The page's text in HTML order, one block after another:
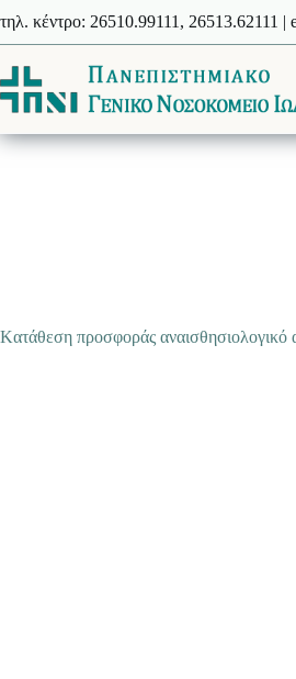
στο
περιεχόμενο
τηλ. κέντρο: 26510.99111, 26513.62111 |
Kατάθεση προσφοράς